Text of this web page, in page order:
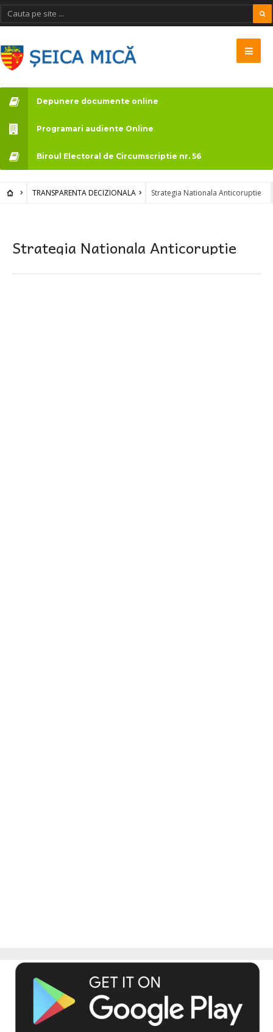
Depunere documente online
Programari audiente Online
Biroul Electoral de Circumscriptie nr. 56
TRANSPARENTA DECIZIONALA Strategia Nationala Anticoruptie
Strategia Nationala Anticoruptie